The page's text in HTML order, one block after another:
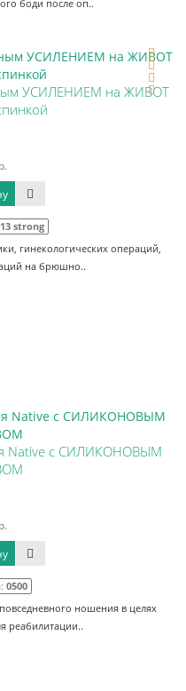
боди после оп..
УСИЛЕНИЕМ на ЖИВОТ
strong
гинекологических операций,
на брюшно..
Native с СИЛИКОНОВЫМ
0500
ношения в целях
реабилитации..